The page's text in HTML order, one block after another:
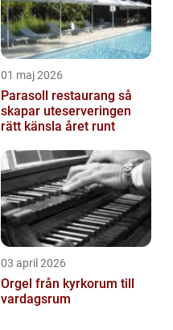
01 maj 2026
Parasoll restaurang så
skapar uteserveringen
rätt känsla året runt
03 april 2026
Orgel från kyrkorum till
vardagsrum